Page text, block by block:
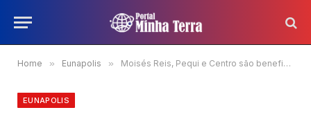
Home » Eunapolis » Moisés Reis, Pequi e Centro são beneficiados com pacote de drenagens pluviais
EUNAPOLIS